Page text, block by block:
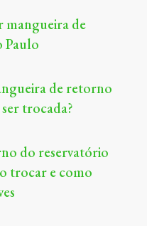
mangueira de
Paulo
de retorno
trocada?
do reservatório
trocar e como